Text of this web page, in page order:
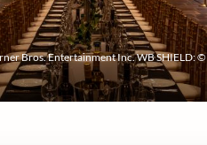
Bros. Entertainment Inc. WB SHIELD: